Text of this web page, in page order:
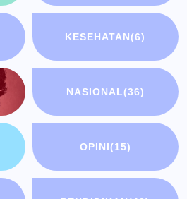
KESEHATAN(6)
NASIONAL(36)
OPINI(15)